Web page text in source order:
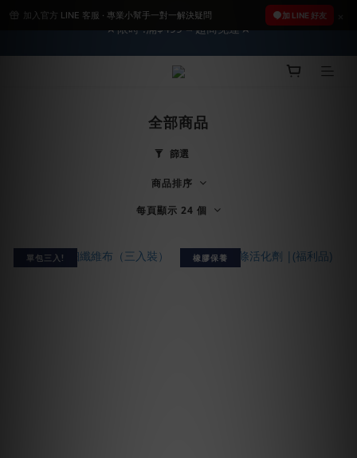
加入官方 LINE 客服 · 專業小幫手一對一解決疑問 加 LINE 好友
2026車友推薦新車鍍膜１００% 成功的秘訣，全靠這組😎　 ( 查
看鍍膜攻略✔ )
★限時 :滿$499 ➨超商免運★
2026車友推薦新車鍍膜１００% 成功的秘訣，全靠這組😎　 ( 查
全部商品
篩選
商品排序
每頁顯示 24 個
單包三入! 橡膠保養